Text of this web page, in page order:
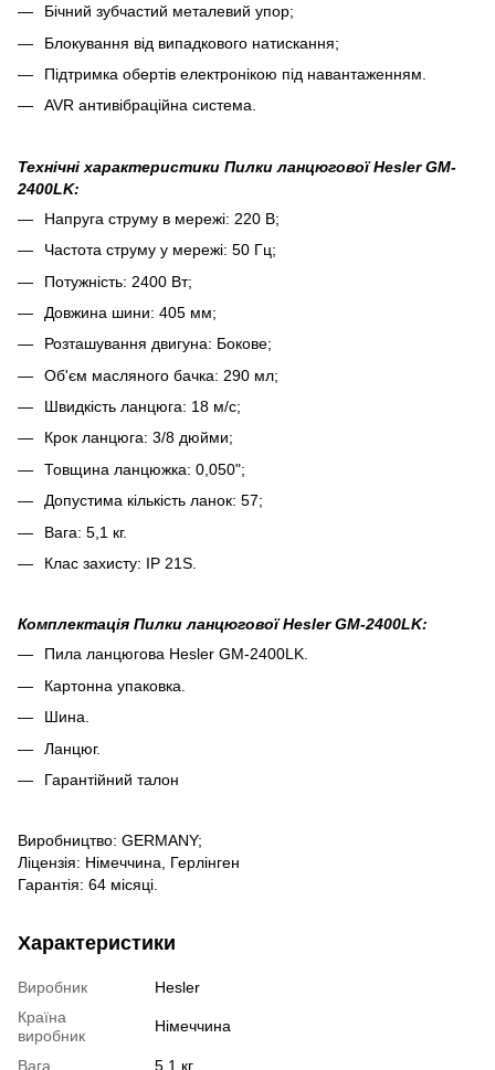
Бічний зубчастий металевий упор;
Блокування від випадкового натискання;
Підтримка обертів електронікою під навантаженням.
AVR антивібраційна система.
Технічні характеристики Пилки ланцюгової Hesler GM-
2400LK:
Напруга струму в мережі: 220 В;
Частота струму у мережі: 50 Гц;
Потужність: 2400 Вт;
Довжина шини: 405 мм;
Розташування двигуна: Бокове;
Об'єм масляного бачка: 290 мл;
Швидкість ланцюга: 18 м/с;
Крок ланцюга: 3/8 дюйми;
Товщина ланцюжка: 0,050";
Допустима кількість ланок: 57;
Вага: 5,1 кг.
Клас захисту: IP 21S.
Комплектація Пилки ланцюгової Hesler GM-2400LK:
Пила ланцюгова Hesler GM-2400LK.
Картонна упаковка.
Шина.
Ланцюг.
Гарантійний талон
Виробництво: GERMANY;
Ліцензія: Німеччина, Герлінген
Гарантія: 64 місяці.
Характеристики
Виробник
Hesler
Країна
виробник
Німеччина
Вага 5.1 кг